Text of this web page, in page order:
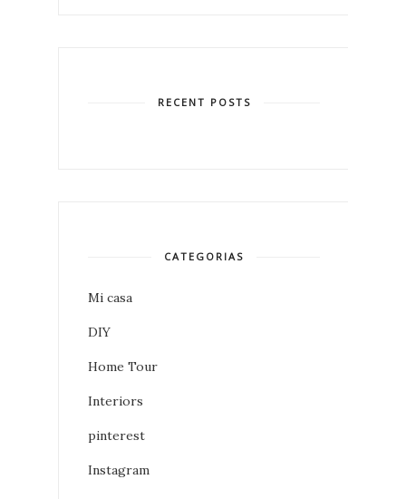
RECENT POSTS
CATEGORIAS
Mi casa
DIY
Home Tour
Interiors
pinterest
Instagram